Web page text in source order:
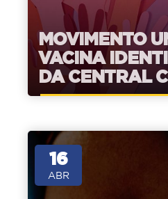
MOVIMENTO
VACINA
DA CENTRAL
16
ABR